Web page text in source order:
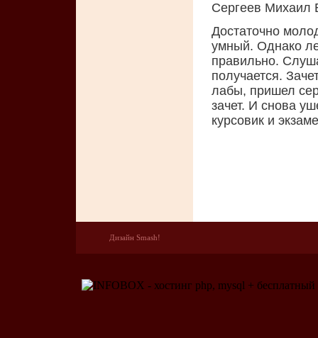
Сергеев
Достаточно
умный. Однако
правильно.
получается.
лабы, пришел
зачет. И снова
курсовик и
Дизайн Smash!